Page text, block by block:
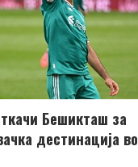
Бешикташ за
дестинација во